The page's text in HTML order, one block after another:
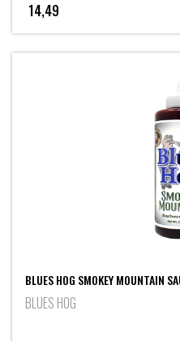
14,49
BLUES HOG SMOKEY MOUNTAIN
BLUES HOG